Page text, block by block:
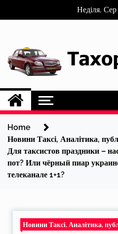
Неділя,
Home
Новини Таксі, Аналітика,
Для таксистов праздники –
пот? Или чёрный пиар
телеканале 1+1?
Новини Таксі, Аналітика,